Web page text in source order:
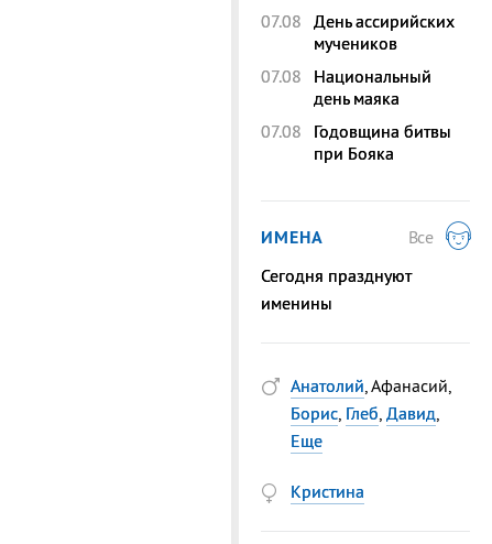
07.08 День ассирийских
мучеников
07.08
Национальный
день маяка
07.08
Годовщина битвы
при Бояка
ИМЕНА
Все
Сегодня празднуют
именины
Анатолий, Афанасий,
Борис, Глеб, Давид,
Еще
Кристина